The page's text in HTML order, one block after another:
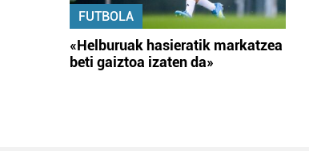
FUTBOLA
«Helburuak hasieratik markatzea
beti gaiztoa izaten da»